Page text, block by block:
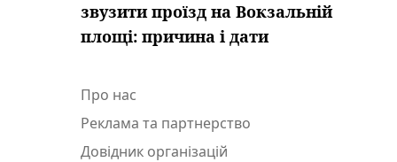
звузити проїзд на Вокзальній
площі: причина і дати
Про нас
Реклама та партнерство
Довідник організацій